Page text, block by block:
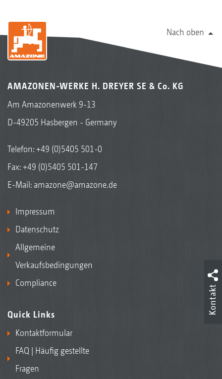
Nach oben
AMAZONEN-WERKE H. DREYER SE & Co. KG
Am Amazonenwerk 9-13
D-49205 Hasbergen - Germany
Telefon:+49 (0)5405 501-0
Fax: +49 (0)5405 501-147
E-Mail: amazone@amazone.de
Impressum
Datenschutz
Allgemeine
Verkaufsbedingungen
Compliance
Quick Links
Kontaktformular
FAQ | Häufig gestellte
Fragen
Kontakt